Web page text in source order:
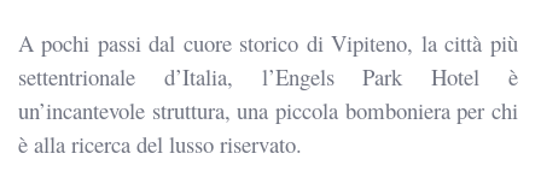
A pochi passi dal cuore storico di Vipiteno, la città più
settentrionale d’Italia, l’Engels Park Hotel è
un’incantevole struttura, una piccola bomboniera per chi
è alla ricerca del lusso riservato.